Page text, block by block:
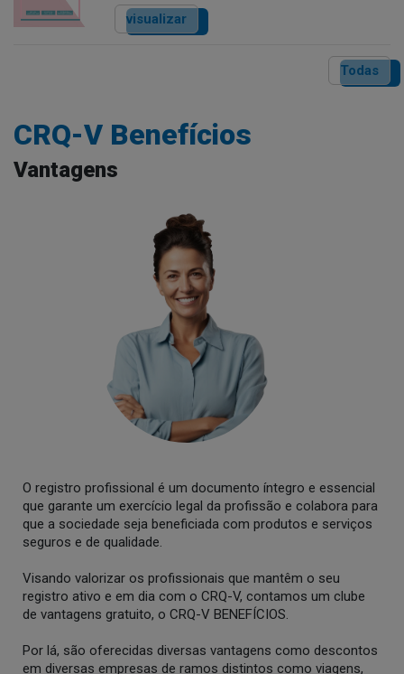
CRQ-V Benefícios
Vantagens
O registro profissional é um documento íntegro e essencial
que garante um exercício legal da profissão e colabora para
que a sociedade seja beneficiada com produtos e serviços
seguros e de qualidade.
Visando valorizar os profissionais que mantêm o seu
registro ativo e em dia com o CRQ-V, contamos um clube
de vantagens gratuito, o CRQ-V BENEFÍCIOS.
Por lá, são oferecidas diversas vantagens como descontos
em diversas empresas de ramos distintos como viagens,
visualizar
Todas